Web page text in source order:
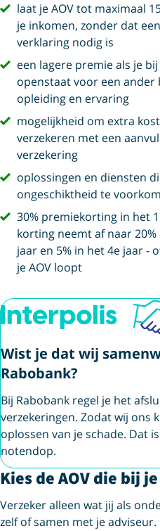
vink
laat je AOV tot maximaal
je inkomen, zonder dat
verklaring nodig is
vink
een lagere premie als je
openstaat voor een
opleiding en ervaring
vink
mogelijkheid om extra
verzekeren met een
verzekering
vink
oplossingen en diensten
ongeschiktheid te
vink
30% premiekorting in het
korting neemt af naar
jaar en 5% in het 4e jaar -
je AOV loopt
Wist je dat wij
Rabobank?
Bij Rabobank regel je het
verzekeringen. Zodat wij ons
oplossen van je schade. Dat
notendop.
Kies de AOV die bij
Verzeker alleen wat jij als
zelf of samen met je